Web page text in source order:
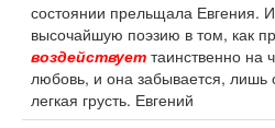
состоянии прельщала Евгения.
высочайшую поэзию в том, как
воздействует таинственно на
любовь, и она забывается, лишь
легкая грусть. Евгений